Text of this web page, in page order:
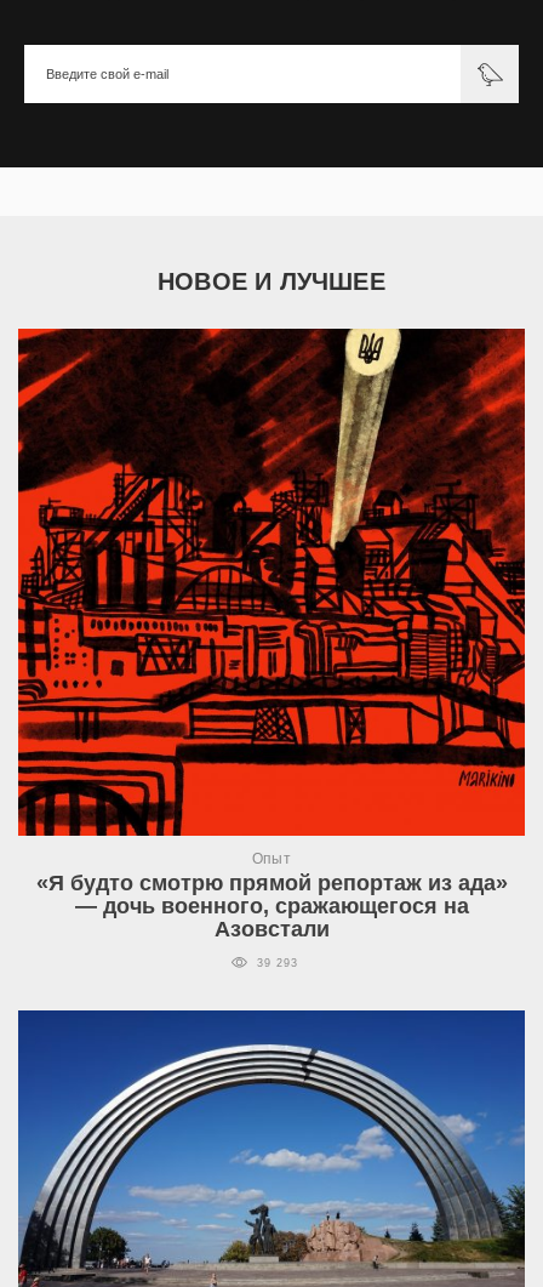
НОВОЕ И ЛУЧШЕЕ
Опыт
«Я будто смотрю прямой репортаж из ада»
— дочь военного, сражающегося на
Азовстали
39 293